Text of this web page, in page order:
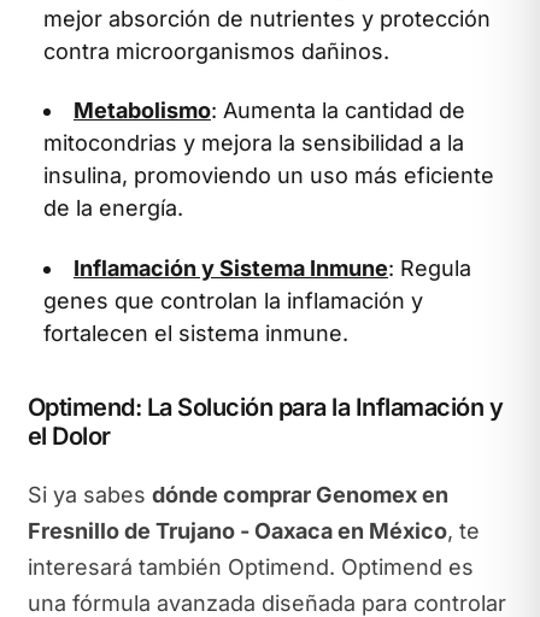
mejor absorción de nutrientes y protección
contra microorganismos dañinos.
Metabolismo: Aumenta la cantidad de
mitocondrias y mejora la sensibilidad a la
insulina, promoviendo un uso más eficiente
de la energía.
Inflamación y Sistema Inmune: Regula
genes que controlan la inflamación y
fortalecen el sistema inmune.
Optimend: La Solución para la Inflamación y
el Dolor
Si ya sabes dónde comprar Genomex en
Fresnillo de Trujano - Oaxaca en México, te
interesará también Optimend. Optimend es
una fórmula avanzada diseñada para controlar